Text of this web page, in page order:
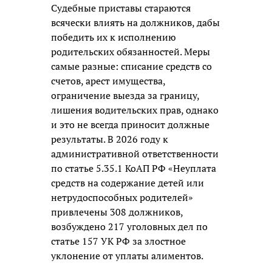
Судебные приставы стараются
всячески влиять на должников, дабы
победить их к исполнению
родительских обязанностей. Меры
самые разные: списание средств со
счетов, арест имущества,
ограничение выезда за границу,
лишения водительских прав, однако
и это не всегда приносит должные
результаты. В 2026 году к
административной ответственности
по статье 5.35.1 КоАП РФ «Неуплата
средств на содержание детей или
нетрудоспособных родителей»
привлечены 308 должников,
возбуждено 217 уголовных дел по
статье 157 УК РФ за злостное
уклонение от уплаты алиментов.